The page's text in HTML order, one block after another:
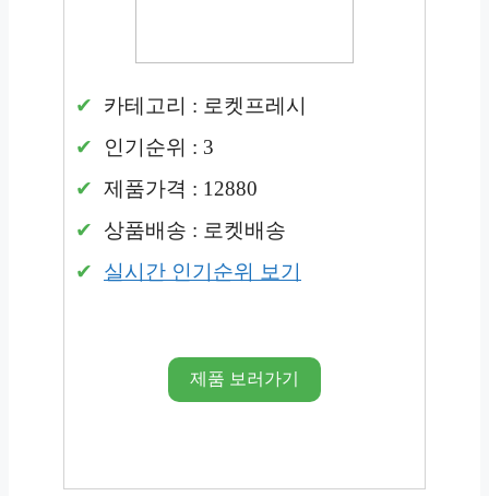
카테고리 : 로켓프레시
인기순위 : 3
제품가격 : 12880
상품배송 : 로켓배송
실시간 인기순위 보기
제품 보러가기